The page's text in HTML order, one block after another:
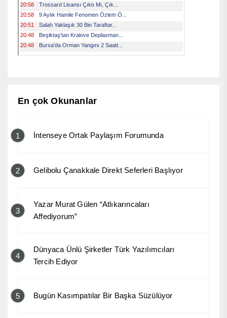
En çok Okunanlar
1 İntenseye Ortak Paylaşım Forumunda
2 Gelibolu Çanakkale Direkt Seferleri Başlıyor
3
Yazar Murat Gülen “Atlıkarıncaları
Affediyorum”
4
Dünyaca Ünlü Şirketler Türk Yazılımcıları
Tercih Ediyor
5 Bugün Kasımpatılar Bir Başka Süzülüyor